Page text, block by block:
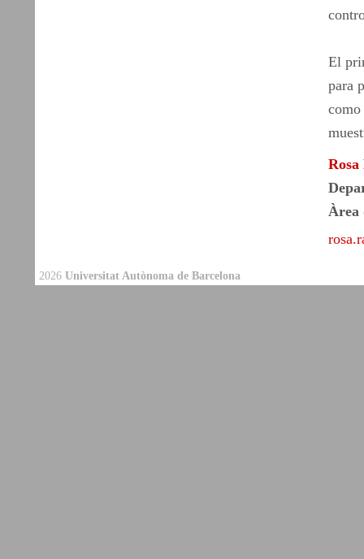
El
para
como
Àrea
2026 Universitat Autònoma de Barcelona